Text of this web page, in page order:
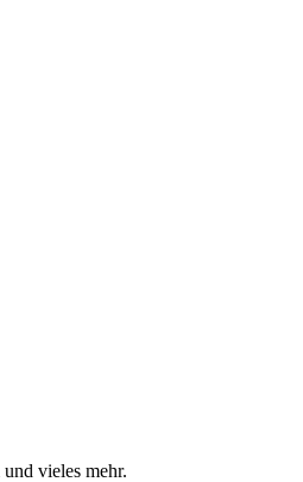
vieles mehr.